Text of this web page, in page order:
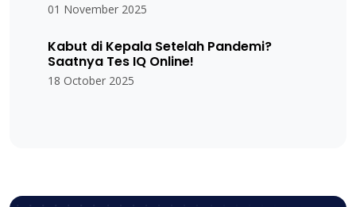
01 November 2025
Kabut di Kepala Setelah Pandemi?
Saatnya Tes IQ Online!
18 October 2025